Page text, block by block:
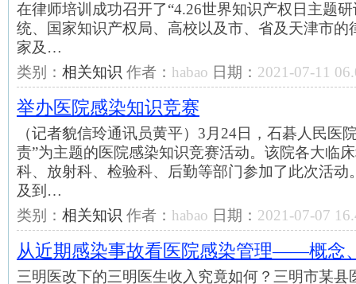
在律师培训成功召开了“4.26世界知识产权日主题
统、国家知识产权局、高校以及市、省及天津市的
家及…
类别： 相关知识 作者： habao 日期： 2021-07-11
举办医院感染知识竞赛
（记者貌信玲通讯员黄平）3月24日，石碁人民医
责”为主题的医院感染知识竞赛活动。该院各大临
科、放射科、检验科、后勤等部门参加了此次活动
及到…
类别： 相关知识 作者： habao 日期： 2021-07-07
从近期感染事故看医院感染管理——概念
三明医改下的三明医生收入究竟如何？三明市某县